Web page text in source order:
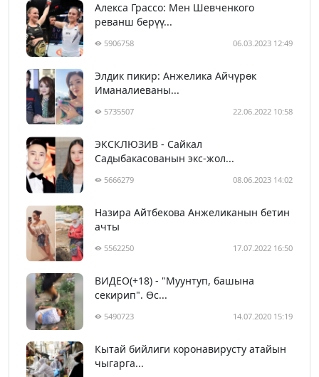
Алекса Грассо: Мен Шевченкого
реванш берүү...
5906758 06.03.2023 12:49
Элдик пикир: Анжелика Айчүрөк
Иманалиеваны...
5735507 22.06.2022 10:58
ЭКСКЛЮЗИВ - Сайкал
Садыбакасованын экс-жол...
5666279 08.06.2023 14:02
Назира Айтбекова Анжеликанын бетин
ачты
5562250 17.07.2022 16:50
ВИДЕО(+18) - "Муунтуп, башына
секирип". Өс...
5490723 14.07.2020 15:19
Кытай бийлиги коронавирусту атайын
чыгарга...